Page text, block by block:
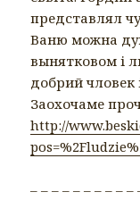
представлял
Ваню можна
вынятковом і
добрий чловек
Заохочаме
http://
– – – – – – – – – –